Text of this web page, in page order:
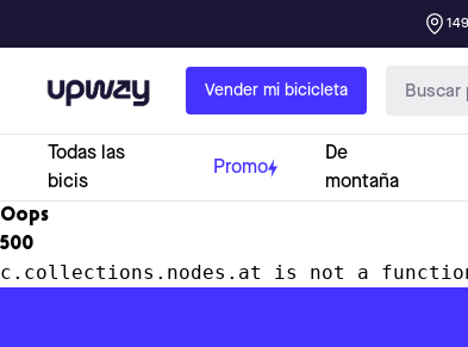
Upway Vender mi bicicleta
Todas las
bicis
Promo
De
montaña
Oops
500
c.collections.nodes.at is not a